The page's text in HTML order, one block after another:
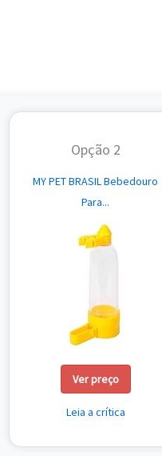
Opção 2
MY PET BRASIL Bebedouro
Para...
Ver preço
Leia a crítica